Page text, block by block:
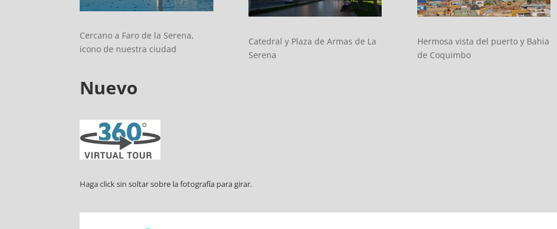
Cercano a Faro de la Serena,
icono de nuestra ciudad
Catedral y Plaza de Armas de La
Serena
Hermosa vista del puerto y Bahia
de Coquimbo
Nuevo
Haga click sin soltar sobre la fotografía para girar.